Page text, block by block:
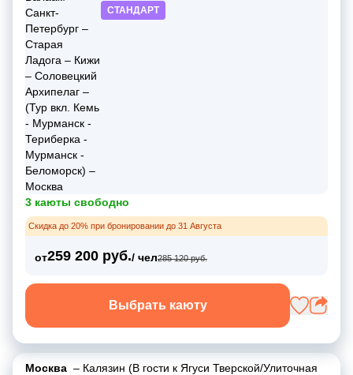
СТАНДАРТ
3 каюты свободно
Скидка до 20% при бронировании до 31 Августа
от259 200 руб./ чел285 120 руб.
Выбрать каюту
Москва – Калязин (В гости к Ягуси Тверской/Улиточная